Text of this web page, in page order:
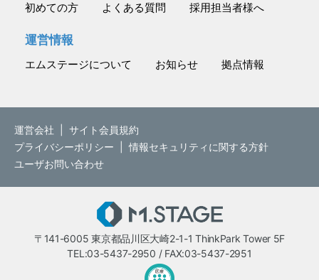
初めての方 よくある質問 採用担当者様へ
運営情報
エムステージについて お知らせ 拠点情報
運営会社
サイト会員規約
プライバシーポリシー
情報セキュリティに関する方針
ユーザお問い合わせ
〒141-6005 東京都品川区大崎2-1-1 ThinkPark Tower 5F
TEL:03-5437-2950 / FAX:03-5437-2951